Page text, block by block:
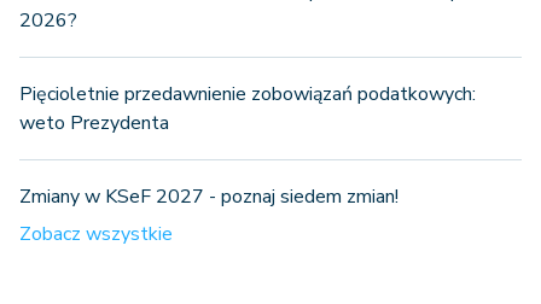
2026?
Pięcioletnie przedawnienie zobowiązań podatkowych:
weto Prezydenta
Zmiany w KSeF 2027 - poznaj siedem zmian!
Zobacz wszystkie